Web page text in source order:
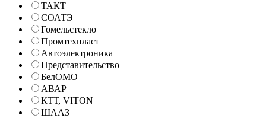
ТАКТ
СОАТЭ
Гомельстекло
Промтехпласт
Автоэлектроника
Представительство
БелОМО
АВАР
КТТ, VITON
ШААЗ